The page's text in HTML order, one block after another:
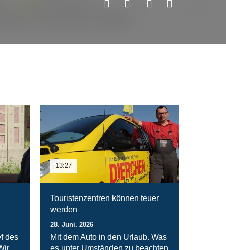
des
13:27
Touristenzentren können teuer
werden
28. Juni. 2026
Mit dem Auto in den Urlaub. Was
es unter Umständen zu beachten